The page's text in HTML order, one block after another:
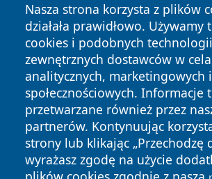
Nasza strona korzysta z plików
działała prawidłowo. Używamy
cookies i podobnych
zewnętrznych dostawców w
analitycznych, marketingowych i
społecznościowych. Informacje
przetwarzane również przez
partnerów. Kontynuując
strony lub klikając „Przechodzę
wyrażasz zgodę na użycie
Copyright © 2026 tarnowskie24.pl
zastrzeżone.
News Autorzy
Polityka
Prywatności